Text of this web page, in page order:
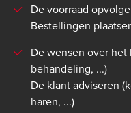
De voorraad
Bestellingen
De wensen over
behandeling, ...)
De klant adviseren
haren, ...)